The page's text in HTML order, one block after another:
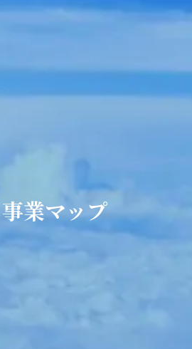
事業マップ